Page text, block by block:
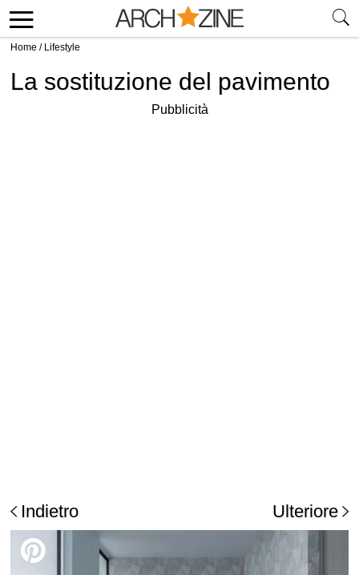
Home / Lifestyle
La sostituzione del pavimento
Pubblicità
Indietro Ulteriore